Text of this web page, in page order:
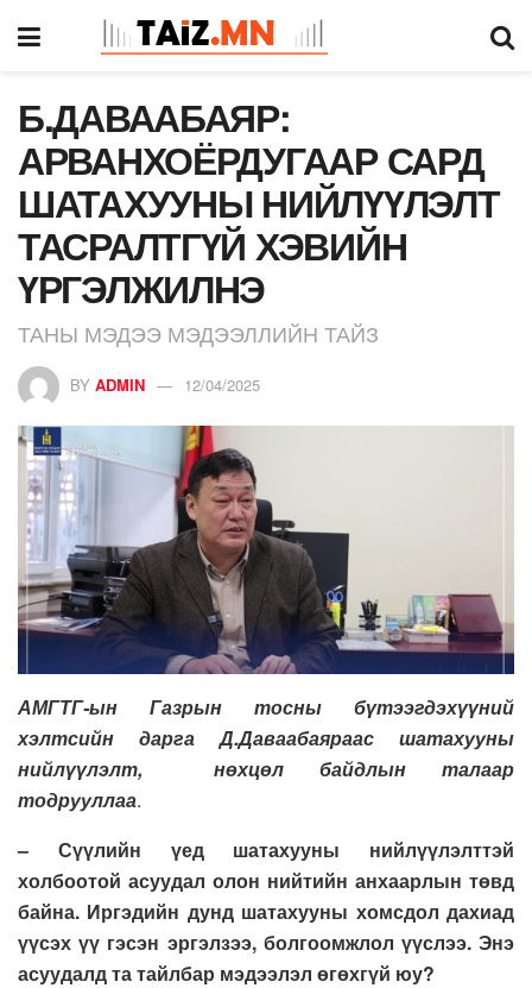
Б.ДАВААБАЯР:
АРВАНХОЁРДУГААР САРД
ШАТАХУУНЫ НИЙЛҮҮЛЭЛТ
ТАСРАЛТГҮЙ ХЭВИЙН
ҮРГЭЛЖИЛНЭ
ТАНЫ МЭДЭЭ МЭДЭЭЛЛИЙН ТАЙЗ
BY ADMIN 12/04/2025
АМГТГ-ын Газрын тосны бүтээгдэхүүний
хэлтсийн дарга Д.Даваабаяраас шатахууны
нийлүүлэлт, нөхцөл байдлын талаар
тодрууллаа.
– Сүүлийн үед шатахууны нийлүүлэлттэй
холбоотой асуудал олон нийтийн анхаарлын төвд
байна. Иргэдийн дунд шатахууны хомсдол дахиад
үүсэх үү гэсэн эргэлзээ, болгоомжлол үүслээ. Энэ
асуудалд та тайлбар мэдээлэл өгөхгүй юу?